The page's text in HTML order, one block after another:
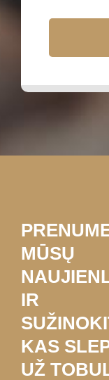
MŪSŲ
IR
KAS
UŽ